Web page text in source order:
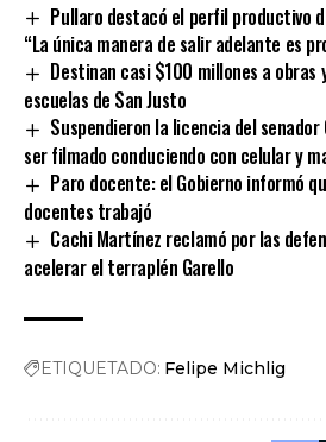
Pullaro destacó el perfil productivo
“La única manera de salir adelante es
Destinan casi $100 millones a obras
escuelas de San Justo
Suspendieron la licencia del senador
ser filmado conduciendo con celular y
Paro docente: el Gobierno informó
docentes trabajó
Cachi Martínez reclamó por las
acelerar el terraplén Garello
ETIQUETADO: Felipe Michlig